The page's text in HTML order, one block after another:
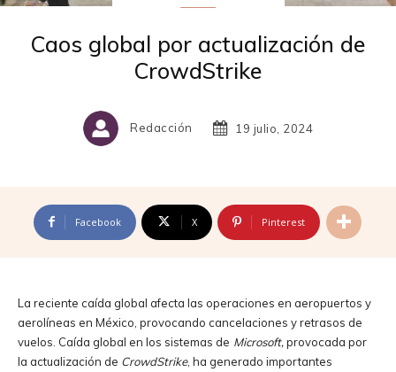
Caos global por actualización de
CrowdStrike
Redacción 19 julio, 2024
Facebook X Pinterest
La reciente caída global afecta las operaciones en aeropuertos y
aerolíneas en México, provocando cancelaciones y retrasos de
vuelos. Caída global en los sistemas de Microsoft,provocada por
la actualización de CrowdStrike, ha generado importantes